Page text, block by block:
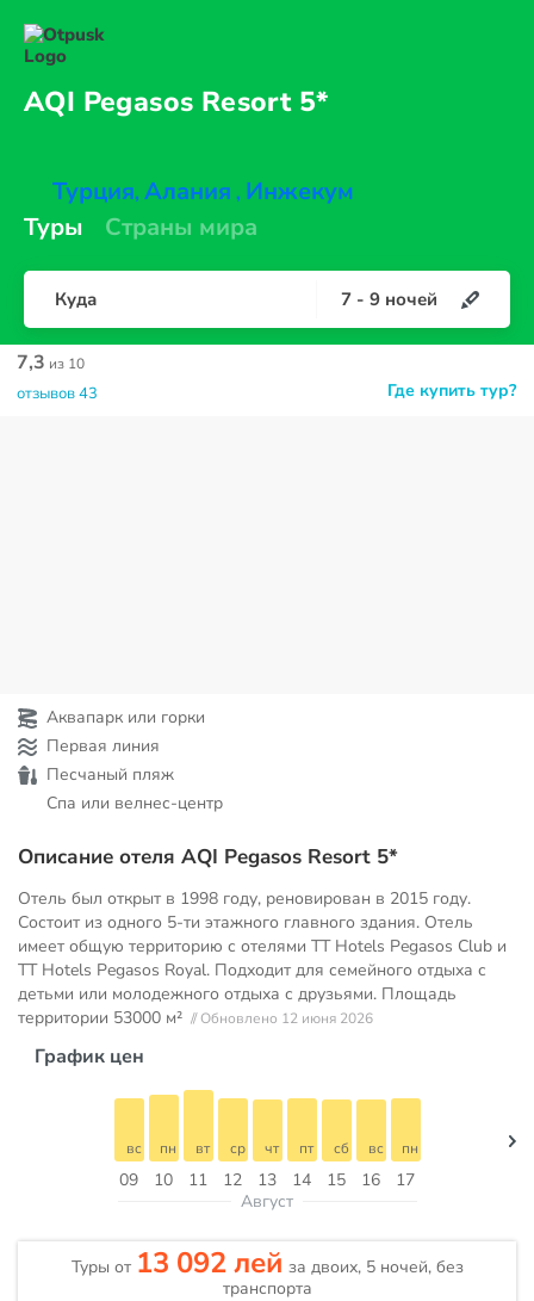
AQI Pegasos Resort 5*
Турция, Алания , Инжекум
Туры
Страны мира
Куда 7 - 9 ночей
Где купить тур?
7,3 из 10
отзывов 43
Аквапарк или горки
Первая линия
Песчаный пляж
Спа или велнес-центр
Описание отеля AQI Pegasos Resort 5*
Отель был открыт в 1998 году, реновирован в 2015 году.
Состоит из одного 5-ти этажного главного здания. Отель
имеет общую территорию с отелями TT Hotels Pegasos Club и
TT Hotels Pegasos Royal. Подходит для семейного отдыха с
детьми или молодежного отдыха с друзьями. Площадь
территории 53000 м² // Обновлено 12 июня 2026
График цен
09
вс
10
пн
11
вт
12
ср
13
чт
14
пт
15
сб
16
вс
17
пн
Август
Туры от 13 092 лей за двоих, 5 ночей, без
транспорта